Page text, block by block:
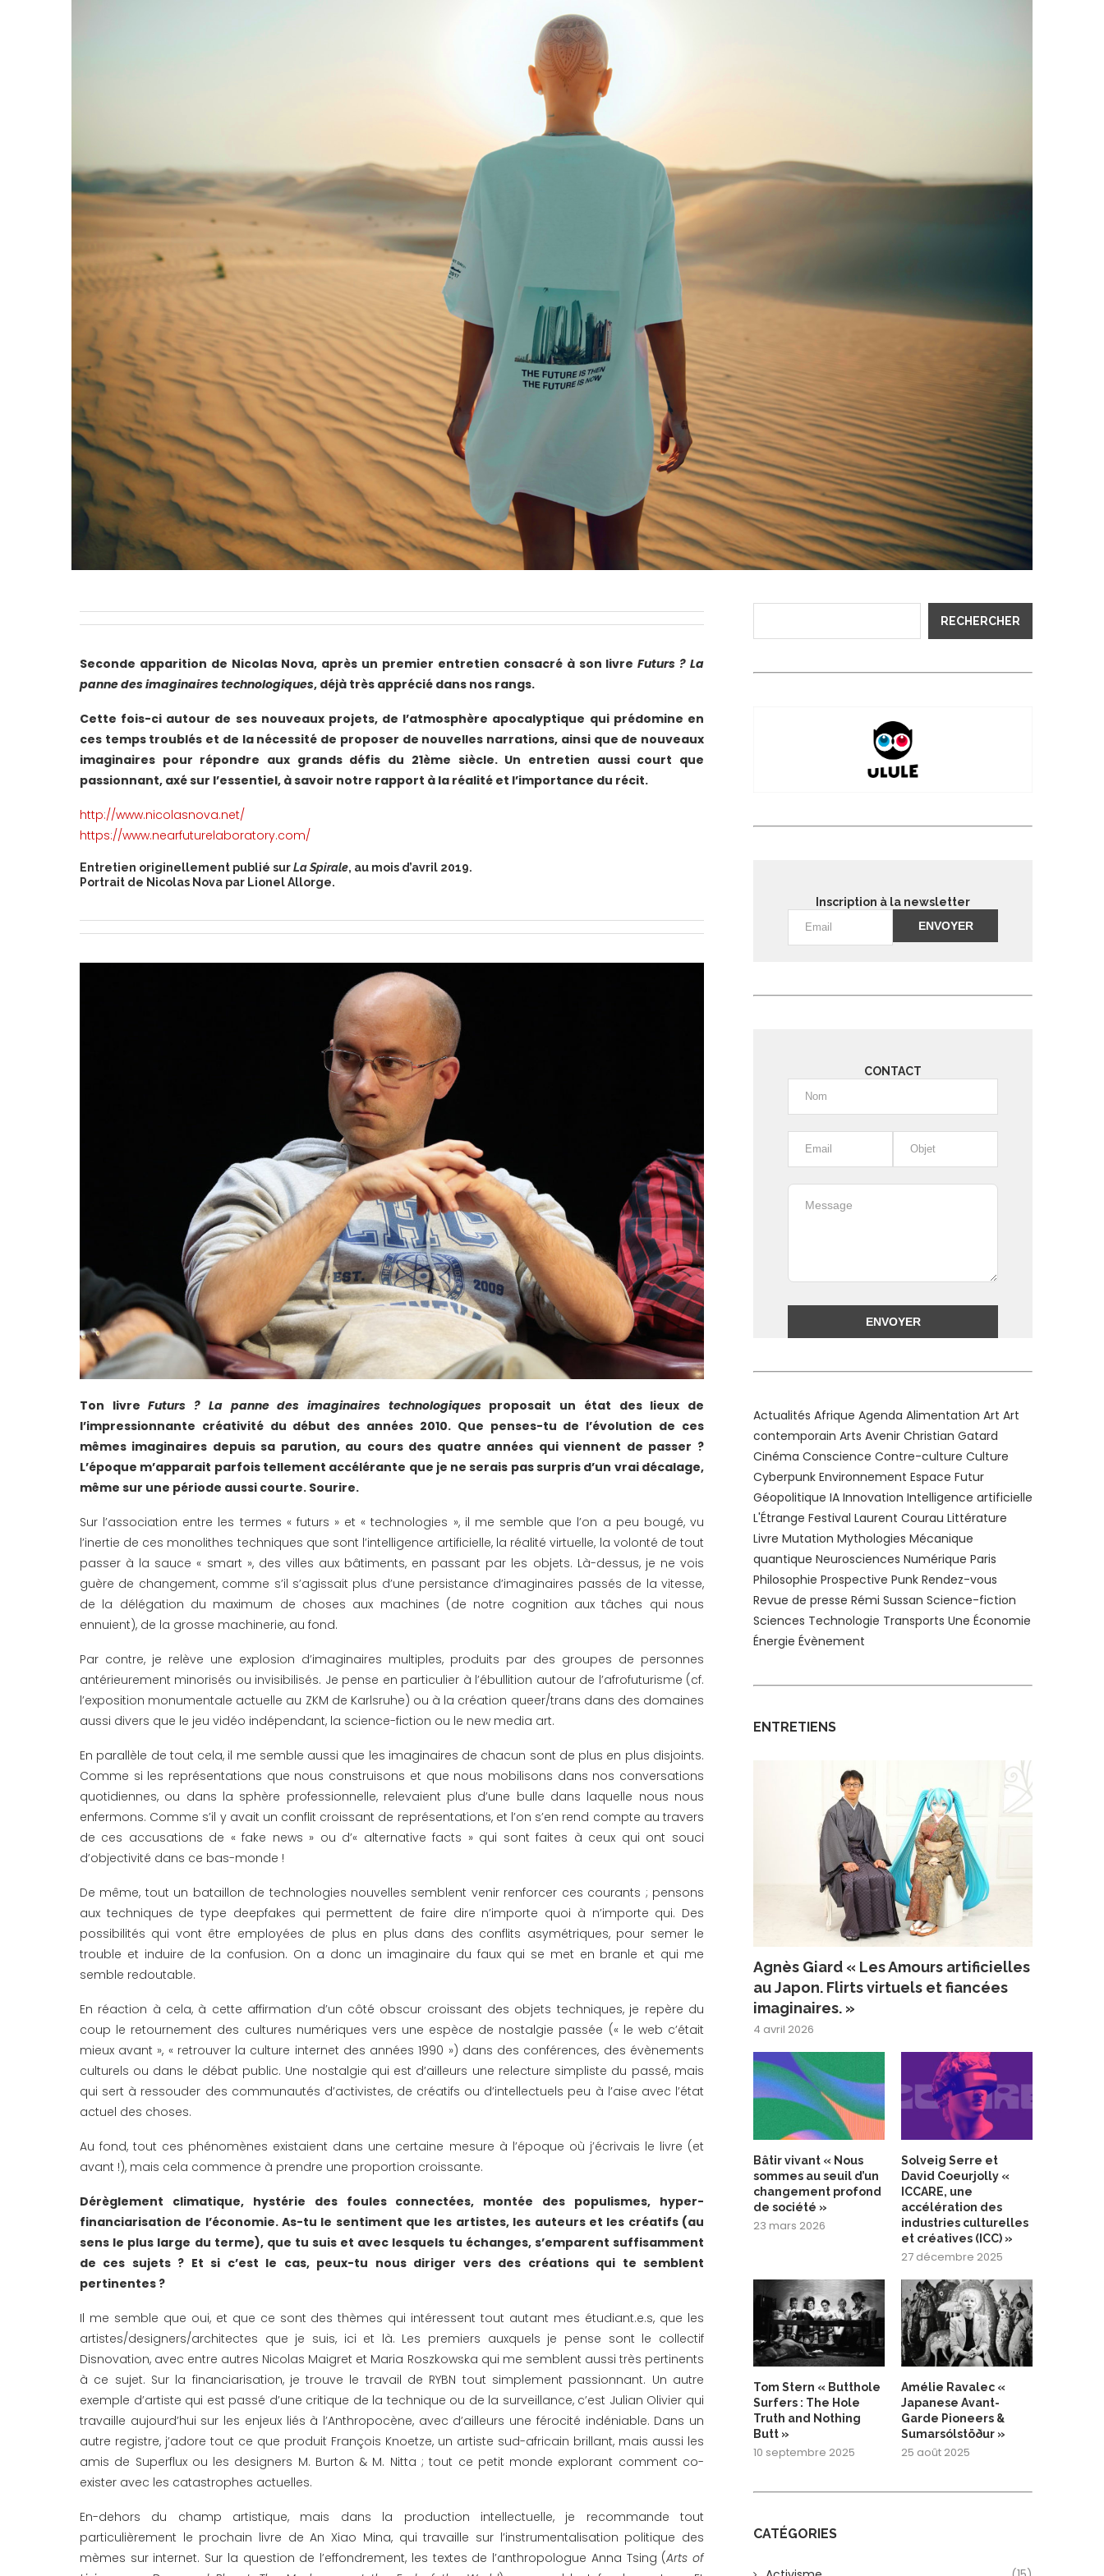
Seconde apparition de Nicolas Nova, après un premier entretien consacré à son livreFuturs ? La
panne des imaginaires technologiques, déjà très apprécié dans nos rangs.
Cette fois-ci autour de ses nouveaux projets, de l’atmosphère apocalyptique qui prédomine en
ces temps troublés et de la nécessité de proposer de nouvelles narrations, ainsi que de nouveaux
imaginaires pour répondre aux grands défis du 21ème siècle. Un entretien aussi court que
passionnant, axé sur l’essentiel, à savoir notre rapport à la réalité et l’importance du récit.
http://www.nicolasnova.net/
https://www.nearfuturelaboratory.com/
Entretien originellement publié surLa Spirale, au mois d’avril 2019.
Portrait de Nicolas Nova par Lionel Allorge.
Ton livreFuturs ? La panne des imaginaires technologiquesproposait un état des lieux de
l’impressionnante créativité du début des années 2010. Que penses-tu de l’évolution de ces
mêmes imaginaires depuis sa parution, au cours des quatre années qui viennent de passer ?
L’époque m’apparait parfois tellement accélérante que je ne serais pas surpris d’un vrai décalage,
même sur une période aussi courte. Sourire.
Sur l’association entre les termes « futurs » et « technologies », il me semble que l’on a peu bougé, vu
l’inertie de ces monolithes techniques que sont l’intelligence artificielle, la réalité virtuelle, la volonté de tout
passer à la sauce « smart », des villes aux bâtiments, en passant par les objets. Là-dessus, je ne vois
guère de changement, comme s’il s’agissait plus d’une persistance d’imaginaires passés de la vitesse,
de la délégation du maximum de choses aux machines (de notre cognition aux tâches qui nous
ennuient), de la grosse machinerie, au fond.
Par contre, je relève une explosion d’imaginaires multiples, produits par des groupes de personnes
antérieurement minorisés ou invisibilisés. Je pense en particulier à l’ébullition autour de l’afrofuturisme (cf.
l’exposition monumentale actuelle au ZKM de Karlsruhe) ou à la création queer/trans dans des domaines
aussi divers que le jeu vidéo indépendant, la science-fiction ou le new media art.
En parallèle de tout cela, il me semble aussi que les imaginaires de chacun sont de plus en plus disjoints.
Comme si les représentations que nous construisons et que nous mobilisons dans nos conversations
quotidiennes, ou dans la sphère professionnelle, relevaient plus d’une bulle dans laquelle nous nous
enfermons. Comme s’il y avait un conflit croissant de représentations, et l’on s’en rend compte au travers
de ces accusations de « fake news » ou d’« alternative facts » qui sont faites à ceux qui ont souci
d’objectivité dans ce bas-monde !
De même, tout un bataillon de technologies nouvelles semblent venir renforcer ces courants ; pensons
aux techniques de type deepfakes qui permettent de faire dire n’importe quoi à n’importe qui. Des
possibilités qui vont être employées de plus en plus dans des conflits asymétriques, pour semer le
trouble et induire de la confusion. On a donc un imaginaire du faux qui se met en branle et qui me
semble redoutable.
En réaction à cela, à cette affirmation d’un côté obscur croissant des objets techniques, je repère du
coup le retournement des cultures numériques vers une espèce de nostalgie passée (« le web c’était
mieux avant », « retrouver la culture internet des années 1990 ») dans des conférences, des évènements
culturels ou dans le débat public. Une nostalgie qui est d’ailleurs une relecture simpliste du passé, mais
qui sert à ressouder des communautés d’activistes, de créatifs ou d’intellectuels peu à l’aise avec l’état
actuel des choses.
Au fond, tout ces phénomènes existaient dans une certaine mesure à l’époque où j’écrivais le livre (et
avant !), mais cela commence à prendre une proportion croissante.
Dérèglement climatique, hystérie des foules connectées, montée des populismes, hyper-
financiarisation de l’économie. As-tu le sentiment que les artistes, les auteurs et les créatifs (au
sens le plus large du terme), que tu suis et avec lesquels tu échanges, s’emparent suffisamment
de ces sujets ? Et si c’est le cas, peux-tu nous diriger vers des créations qui te semblent
pertinentes ?
Il me semble que oui, et que ce sont des thèmes qui intéressent tout autant mes étudiant.e.s, que les
artistes/designers/architectes que je suis, ici et là. Les premiers auxquels je pense sont le collectif
Disnovation, avec entre autres Nicolas Maigret et Maria Roszkowska qui me semblent aussi très pertinents
à ce sujet. Sur la financiarisation, je trouve le travail de RYBN tout simplement passionnant. Un autre
exemple d’artiste qui est passé d’une critique de la technique ou de la surveillance, c’est Julian Olivier qui
travaille aujourd’hui sur les enjeux liés à l’Anthropocène, avec d’ailleurs une férocité indéniable. Dans un
autre registre, j’adore tout ce que produit François Knoetze, un artiste sud-africain brillant, mais aussi les
amis de Superflux ou les designers M. Burton & M. Nitta ; tout ce petit monde explorant comment co-
exister avec les catastrophes actuelles.
En-dehors du champ artistique, mais dans la production intellectuelle, je recommande tout
particulièrement le prochain livre de An Xiao Mina, qui travaille sur l’instrumentalisation politique des
mèmes sur internet. Sur la question de l’effondrement, les textes de l’anthropologue Anna Tsing (Arts of
RECHERCHER
Inscription à la newsletter
CONTACT
Actualités Afrique Agenda Alimentation Art Art
contemporain Arts Avenir Christian Gatard
Cinéma Conscience Contre-culture Culture
Cyberpunk Environnement Espace Futur
Géopolitique IA Innovation Intelligence artificielle
L'Étrange Festival Laurent Courau Littérature
Livre Mutation Mythologies Mécanique
quantique Neurosciences Numérique Paris
Philosophie Prospective Punk Rendez-vous
Revue de presse Rémi Sussan Science-fiction
Sciences Technologie Transports Une Économie
Énergie Évènement
ENTRETIENS
Agnès Giard « Les Amours artificielles
au Japon. Flirts virtuels et fiancées
imaginaires. »
4 avril 2026
Bâtir vivant « Nous
sommes au seuil d’un
changement profond
de société »
23 mars 2026
Solveig Serre et
David Coeurjolly «
ICCARE, une
accélération des
industries culturelles
et créatives (ICC) »
27 décembre 2025
Tom Stern « Butthole
Surfers : The Hole
Truth and Nothing
Butt »
10 septembre 2025
Amélie Ravalec «
Japanese Avant-
Garde Pioneers &
Sumarsólstöður »
25 août 2025
CATÉGORIES